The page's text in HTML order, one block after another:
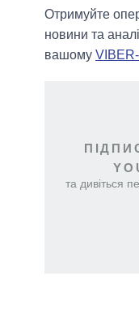
Отримуйте
новини та
вашому
та дивіться